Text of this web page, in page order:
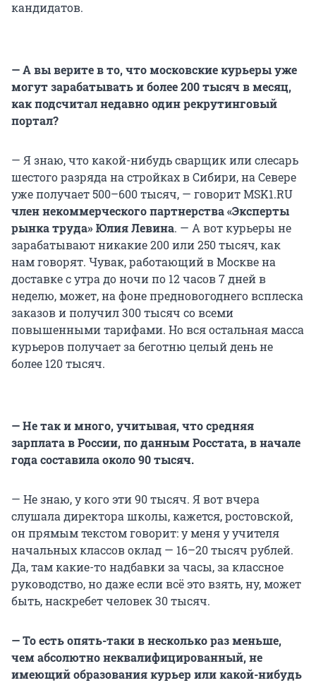
кандидатов.
— А вы верите в то, что московские курьеры уже
могут зарабатывать и более 200 тысяч в месяц,
как подсчитал недавно один рекрутинговый
портал?
— Я знаю, что какой-нибудь сварщик или слесарь
шестого разряда на стройках в Сибири, на Севере
уже получает 500–600 тысяч, — говорит MSK1.RU
член некоммерческого партнерства «Эксперты
рынка труда» Юлия Левина. — А вот курьеры не
зарабатывают никакие 200 или 250 тысяч, как
нам говорят. Чувак, работающий в Москве на
доставке с утра до ночи по 12 часов 7 дней в
неделю, может, на фоне предновогоднего всплеска
заказов и получил 300 тысяч со всеми
повышенными тарифами. Но вся остальная масса
курьеров получает за беготню целый день не
более 120 тысяч.
— Не так и много, учитывая, что средняя
зарплата в России, по данным Росстата, в начале
года составила около 90 тысяч.
— Не знаю, у кого эти 90 тысяч. Я вот вчера
слушала директора школы, кажется, ростовской,
он прямым текстом говорит: у меня у учителя
начальных классов оклад — 16–20 тысяч рублей.
Да, там какие-то надбавки за часы, за классное
руководство, но даже если всё это взять, ну, может
быть, наскребет человек 30 тысяч.
— То есть опять-таки в несколько раз меньше,
чем абсолютно неквалифицированный, не
имеющий образования курьер или какой-нибудь